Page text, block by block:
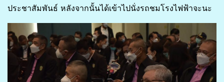
ประชาสัมพันธ์ หลังจากนั้นได้เข้าไปนั่งรถชมโรงไฟฟ้าจะนะ